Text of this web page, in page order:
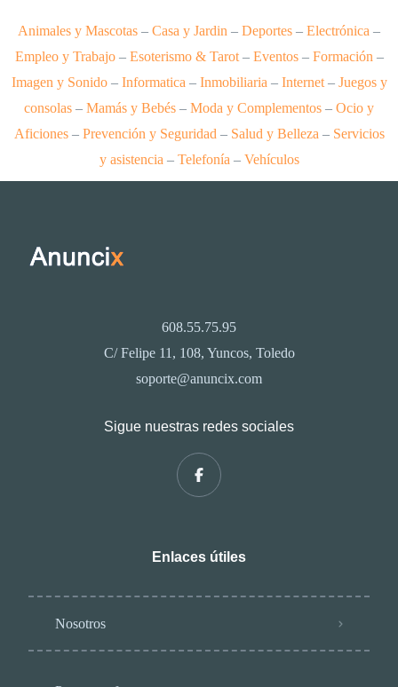
Animales y Mascotas – Casa y Jardin – Deportes – Electrónica –
Empleo y Trabajo– Esoterismo & Tarot– Eventos– Formación –
Imagen y Sonido– Informatica – Inmobiliaria – Internet– Juegos y
consolas – Mamás y Bebés – Moda y Complementos – Ocio y
Aficiones– Prevención y Seguridad – Salud y Belleza – Servicios
y asistencia – Telefonía – Vehículos
608.55.75.95
C/ Felipe 11, 108, Yuncos, Toledo
soporte@anuncix.com
Sigue nuestras redes sociales
Enlaces útiles
Nosotros